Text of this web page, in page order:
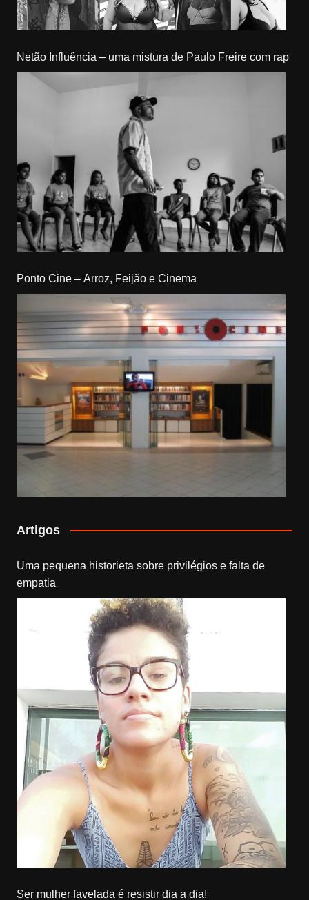
Netão Influência – uma mistura de Paulo Freire com rap
Ponto Cine – Arroz, Feijão e Cinema
Artigos
Uma pequena historieta sobre privilégios e falta de
empatia
Ser mulher favelada é resistir dia a dia!